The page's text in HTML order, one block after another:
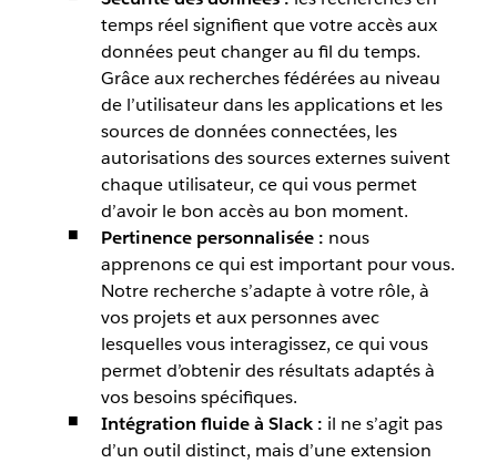
temps réel signifient que votre accès aux
données peut changer au fil du temps.
Grâce aux recherches fédérées au niveau
de l’utilisateur dans les applications et les
sources de données connectées, les
autorisations des sources externes suivent
chaque utilisateur, ce qui vous permet
d’avoir le bon accès au bon moment.
Pertinence personnalisée : nous
apprenons ce qui est important pour vous.
Notre recherche s’adapte à votre rôle, à
vos projets et aux personnes avec
lesquelles vous interagissez, ce qui vous
permet d’obtenir des résultats adaptés à
vos besoins spécifiques.
Intégration fluide à Slack : il ne s’agit pas
d’un outil distinct, mais d’une extension